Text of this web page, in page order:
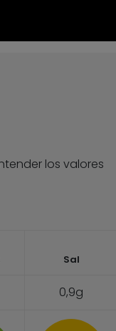
los valores
Sal
0,9g